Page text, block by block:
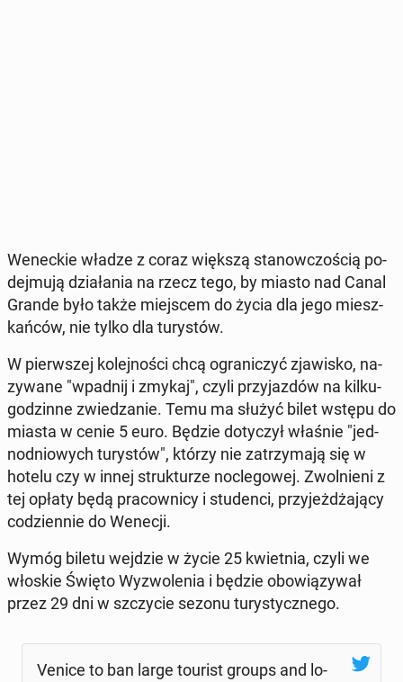
We­nec­kie władze z coraz większą sta­now­czo­ścią po­
dej­mu­ją dzia­ła­nia na rzecz tego, by miasto nad Canal
Grande było także miej­scem do życia dla jego miesz­
kań­ców, nie tylko dla tu­ry­stów.
W pierw­szej ko­lej­no­ści chcą ogra­ni­czyć zja­wi­sko, na­
zy­wa­ne "wpadnij i zmykaj", czyli przy­jaz­dów na kil­ku­
go­dzin­ne zwie­dza­nie. Temu ma służyć bilet wstępu do
miasta w cenie 5 euro. Będzie do­ty­czył właśnie "jed­
no­dnio­wych tu­ry­stów", którzy nie za­trzy­ma­ją się w
hotelu czy w innej struk­tu­rze noc­le­go­wej. Zwol­nie­ni z
tej opłaty będą pra­cow­ni­cy i stu­den­ci, przy­jeż­dża­ją­cy
co­dzien­nie do Wenecji.
Wymóg biletu wejdzie w życie 25 kwiet­nia, czyli we
włoskie Święto Wy­zwo­le­nia i będzie obo­wią­zy­wał
przez 29 dni w szczy­cie sezonu tu­ry­stycz­ne­go.
Venice to ban large tourist groups and lo­